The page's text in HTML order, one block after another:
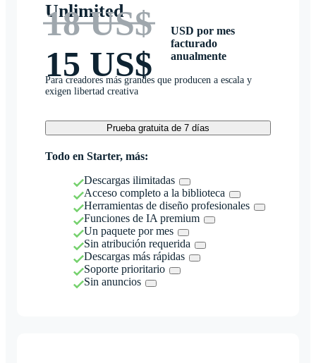
Unlimited
18 US$
15 US$
USD por mes
facturado
anualmente
Para creadores más grandes que producen a escala y
exigen libertad creativa
Prueba gratuita de 7 días
Todo en Starter, más:
Descargas ilimitadas
Acceso completo a la biblioteca
Herramientas de diseño profesionales
Funciones de IA premium
Un paquete por mes
Sin atribución requerida
Descargas más rápidas
Soporte prioritario
Sin anuncios